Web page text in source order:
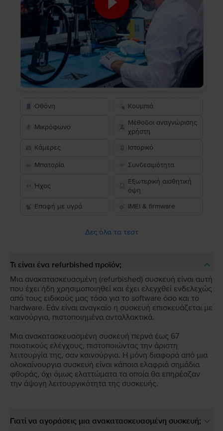
Οθόνη Κουμπιά
Μικρόφωνο
Μέθοδοι αναγνώρισης
χρήστη
Κάμερες
Ιστορικό
Μπαταρία Συνδεσιμότητα
Ήχος
Εξωτερική αισθητική
όψη
Επαφή με υγρά
IMEI & firmware
Δες όλα τα τεστ
Τι είναι ένα refurbished προϊόν;
Μια ανακατασκευασμένη (refurbished) συσκευή είναι αυτή
που έχει ήδη χρησιμοποιηθεί και έχει ελεγχθεί ενδελεχώς
από τους ειδικούς μας τόσο για το software όσο και το
hardware. Εάν είναι αναγκαίο η συσκευή επισκευάζεται με
καινούργια, πιστοποιημένα ανταλλακτικά.
Μια ανακατασκευασμένη συσκευή περνά έως 67
ποιοτικούς ελέγχους, πιστοποιώντας την άριστη
λειτουργία της, σαν καινούργια. Η μόνη διαφορά από μια
ολοκαίνουργια συσκευή είναι κάποια ελαφριά σημάδια
φθοράς, όχι όμως ελαττώματα τα οποία θα επηρέαζαν
την άψογη λειτουργικότητα της συσκευής.
Γιατί να αγοράσεις μια ανακατασκευασμένη συσκευή;